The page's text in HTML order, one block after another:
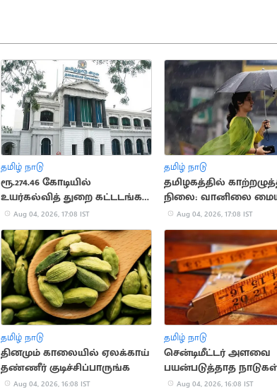
தமிழ் நாடு
ரூ.274.46 கோடியில்
உயர்கல்வித் துறை கட்டடங்கள்
திறப்பு!
Aug 04, 2026, 17:08 IST
தமிழ் நாடு
தமிழகத்தில்
நிலை: வானிலை
எச்சரிக்கை
Aug 04, 2026, 17:08 IST
தமிழ் நாடு
தினமும் காலையில் ஏலக்காய்
தண்ணீர் குடிச்சிப்பாருங்க
Aug 04, 2026, 16:08 IST
தமிழ் நாடு
சென்டிமீட்டர் அளவை
பயன்படுத்தாத
தெரியுமா?
Aug 04, 2026, 16:08 IST